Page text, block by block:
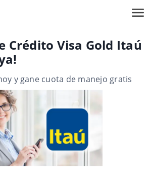
Crédito Visa Gold Itaú
y gane cuota de manejo gratis